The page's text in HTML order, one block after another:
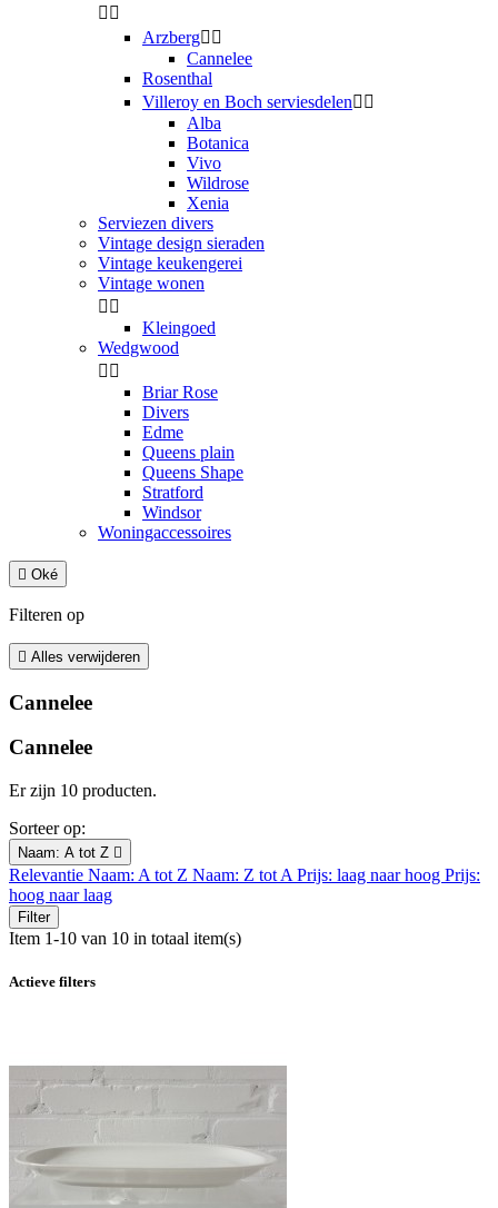
 
Arzberg 
Cannelee
Rosenthal
Villeroy en Boch serviesdelen 
Alba
Botanica
Vivo
Wildrose
Xenia
Serviezen divers
Vintage design sieraden
Vintage keukengerei
Vintage wonen
 
Kleingoed
Wedgwood
 
Briar Rose
Divers
Edme
Queens plain
Queens Shape
Stratford
Windsor
Woningaccessoires
 Oké
Filteren op
 Alles verwijderen
Cannelee
Cannelee
Er zijn 10 producten.
Sorteer op:
Naam: A tot Z 
Relevantie Naam: A tot Z Naam: Z tot A Prijs: laag naar hoog Prijs:
hoog naar laag
Filter
Item 1-10 van 10 in totaal item(s)
Actieve filters